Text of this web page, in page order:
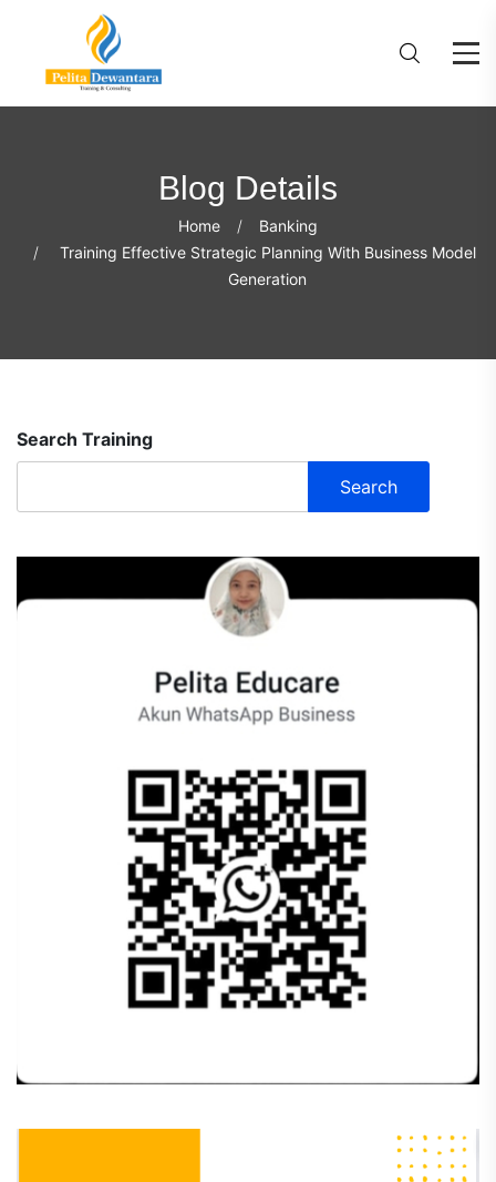
Blog Details
Home
Banking
Training Effective Strategic Planning With Business Model
Generation
Search Training
Search